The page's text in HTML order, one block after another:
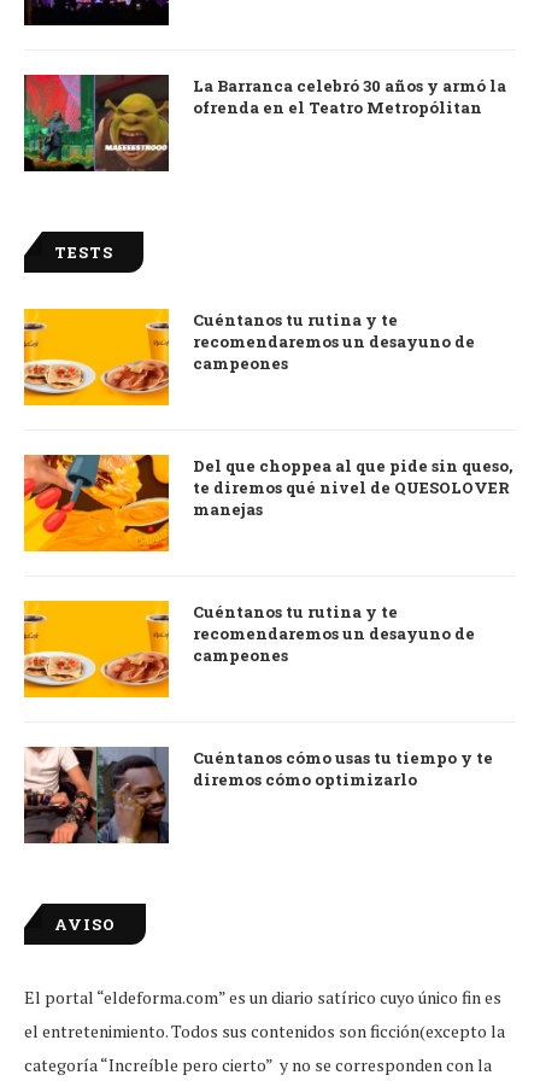
La Barranca celebró 30 años y armó la
ofrenda en el Teatro Metropólitan
TESTS
Cuéntanos tu rutina y te
recomendaremos un desayuno de
campeones
Del que choppea al que pide sin queso,
te diremos qué nivel de QUESOLOVER
manejas
Cuéntanos tu rutina y te
recomendaremos un desayuno de
campeones
Cuéntanos cómo usas tu tiempo y te
diremos cómo optimizarlo
AVISO
El portal “eldeforma.com” es un diario satírico cuyo único fin es
el entretenimiento. Todos sus contenidos son ficción(excepto la
categoría “Increíble pero cierto” y no se corresponden con la